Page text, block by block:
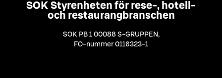
SOK Styrenheten för rese-, hotell-
och restaurangbranschen
SOK PB 1 00088 S-GRUPPEN ,
FO-nummer 0116323-1